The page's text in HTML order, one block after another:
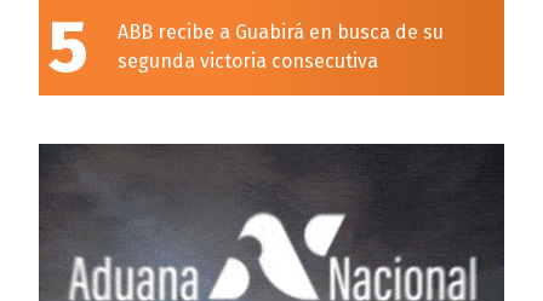
5
ABB recibe a Guabirá en busca de su
segunda victoria consecutiva